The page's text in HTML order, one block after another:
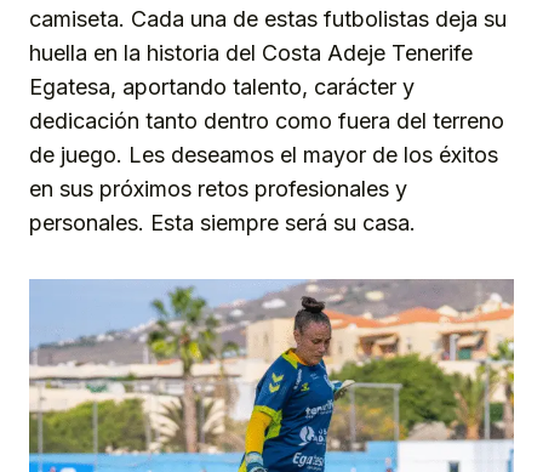
camiseta. Cada una de estas futbolistas deja su
huella en la historia del Costa Adeje Tenerife
Egatesa, aportando talento, carácter y
dedicación tanto dentro como fuera del terreno
de juego. Les deseamos el mayor de los éxitos
en sus próximos retos profesionales y
personales. Esta siempre será su casa.